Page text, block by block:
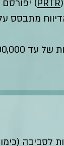
PRTR) יפורסם
לסביבה